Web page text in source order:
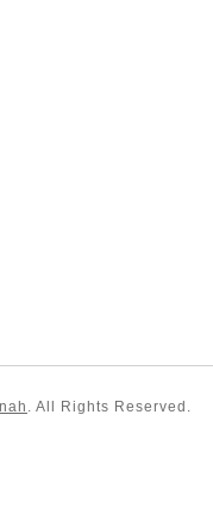
. All Rights Reserved.